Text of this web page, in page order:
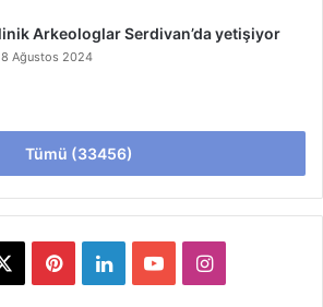
Arkeologlar Serdivan’da yetişiyor
8 Ağustos 2024
Tümü (33456)
PinterestLinkedInYouTubeInstagram